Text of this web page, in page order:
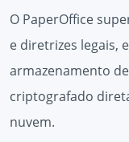
O PaperOffice
e diretrizes legais,
armazenamento
criptografado
nuvem.